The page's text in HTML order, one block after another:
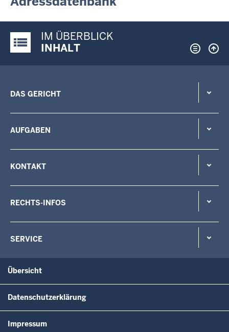
Justiz-Portal im Überblick:
IM ÜBERBLICK
INHALT
DAS GERICHT
AUFGABEN
KONTAKT
RECHTS-INFOS
SERVICE
Übersicht
Datenschutzerklärung
Impressum